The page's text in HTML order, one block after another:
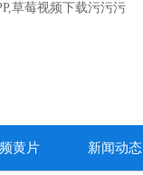
草莓视频下载污污污
黄片 新闻动态